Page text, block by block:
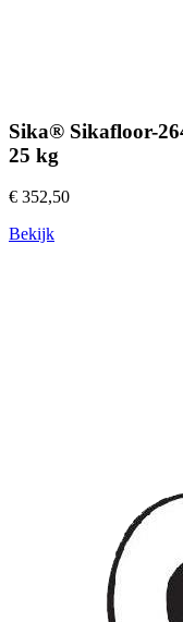
Sika® Sikafloor-
25 kg
€ 352,50
Bekijk